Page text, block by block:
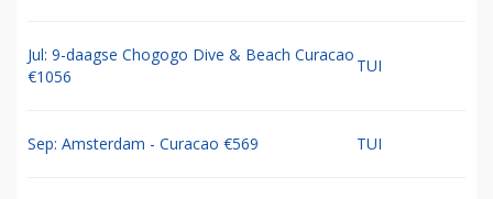
Jul: 9-daagse Chogogo Dive & Beach Curacao
€1056
TUI
Sep: Amsterdam - Curacao €569 TUI